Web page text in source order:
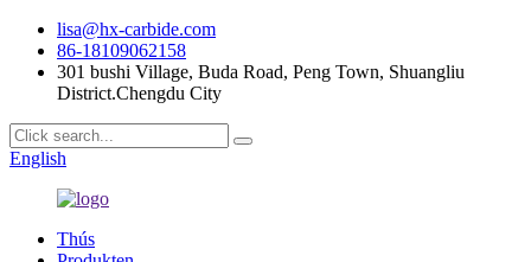
lisa@hx-carbide.com
86-18109062158
301 bushi Village, Buda Road, Peng Town, Shuangliu
District.Chengdu City
English
Thús